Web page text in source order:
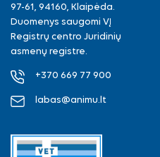
97-61, 94160, Klaipėda.
Duomenys saugomi VĮ
Registrų centro Juridinių
asmenų registre.
+370 669 77 900
labas@animu.lt